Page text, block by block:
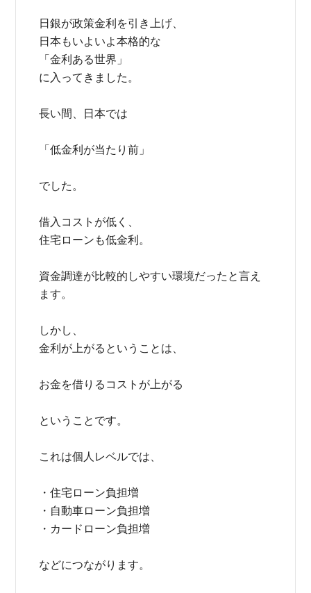
日銀が政策金利を引き上げ、
日本もいよいよ本格的な
「金利ある世界」
に入ってきました。
長い間、日本では
「低金利が当たり前」
でした。
借入コストが低く、
住宅ローンも低金利。
資金調達が比較的しやすい環境だったと言え
ます。
しかし、
金利が上がるということは、
お金を借りるコストが上がる
ということです。
これは個人レベルでは、
・住宅ローン負担増
・自動車ローン負担増
・カードローン負担増
などにつながります。